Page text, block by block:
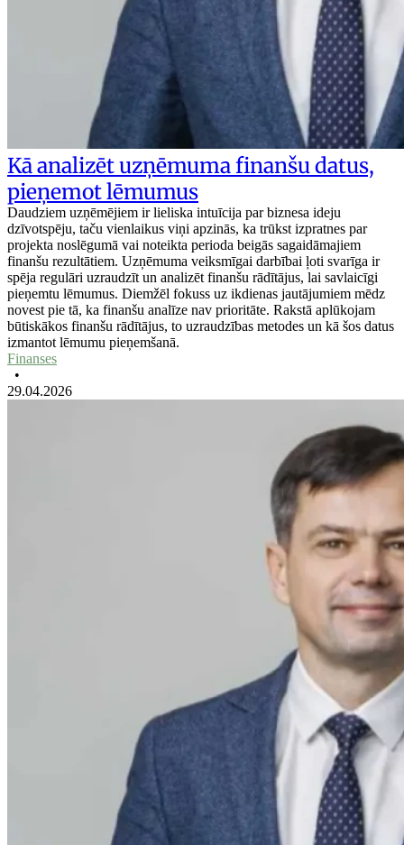
Kā analizēt uzņēmuma finanšu datus,
pieņemot lēmumus
Daudziem uzņēmējiem ir lieliska intuīcija par biznesa ideju
dzīvotspēju, taču vienlaikus viņi apzinās, ka trūkst izpratnes par
projekta noslēgumā vai noteikta perioda beigās sagaidāmajiem
finanšu rezultātiem. Uzņēmuma veiksmīgai darbībai ļoti svarīga ir
spēja regulāri uzraudzīt un analizēt finanšu rādītājus, lai savlaicīgi
pieņemtu lēmumus. Diemžēl fokuss uz ikdienas jautājumiem mēdz
novest pie tā, ka finanšu analīze nav prioritāte. Rakstā aplūkojam
būtiskākos finanšu rādītājus, to uzraudzības metodes un kā šos datus
izmantot lēmumu pieņemšanā.
Finanses
•
29.04.2026